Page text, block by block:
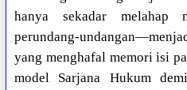
hanya sekadar melahap
perundang-
yang menghafal memori isi
model Sarjana Hukum